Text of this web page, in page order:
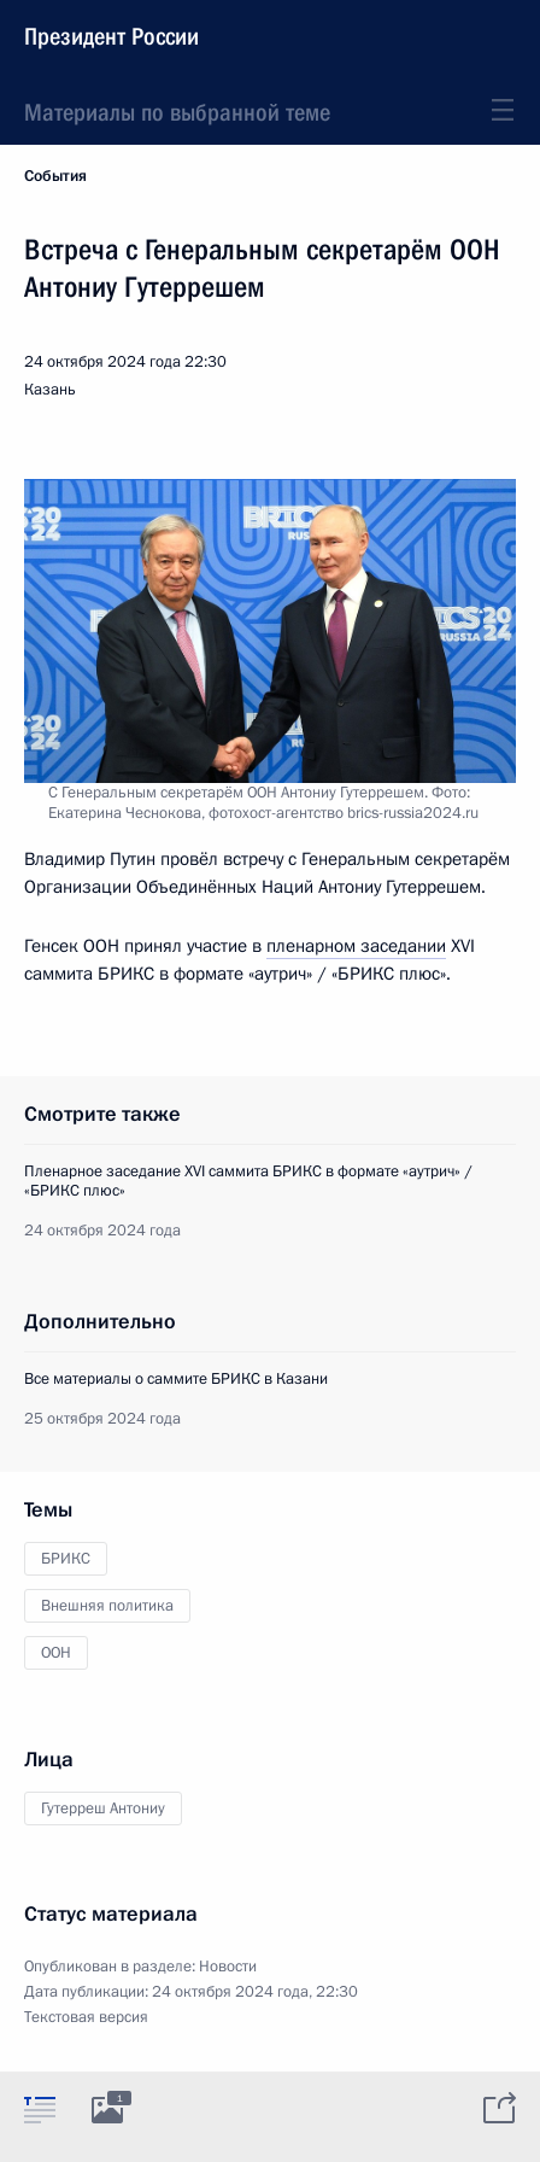
Президент России
Материалы по выбранной теме
События
Встреча с Генеральным секретарём ООН
Антониу Гутеррешем
24 октября 2024 года22:30
Казань
С Генеральным секретарём ООН Антониу Гутеррешем. Фото:
Екатерина Чеснокова, фотохост-агентство brics-russia2024.ru
Владимир Путин провёл встречу с Генеральным секретарём
Организации Объединённых Наций Антониу Гутеррешем.
Генсек ООН принял участие в пленарном заседании XVI
саммита БРИКС в формате «аутрич» / «БРИКС плюс».
Смотрите также
Пленарное заседание XVI саммита БРИКС в формате «аутрич» /
«БРИКС плюс»
24 октября 2024 года
Дополнительно
Все материалы о саммите БРИКС в Казани
25 октября 2024 года
Темы
БРИКС
Внешняя политика
ООН
Лица
Гутерреш Антониу
Статус материала
Опубликован в разделе: Новости
Дата публикации:24 октября 2024 года, 22:30
Текстовая версия
1